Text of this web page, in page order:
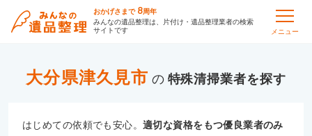
おかげさまで 8周年
みんなの遺品整理は、片付け・遺品整理業者の検索
サイトです
メニュー
大分県津久見市 の 特殊清掃
はじめての依頼でも安心。適切な資格をもつ優良業者のみ